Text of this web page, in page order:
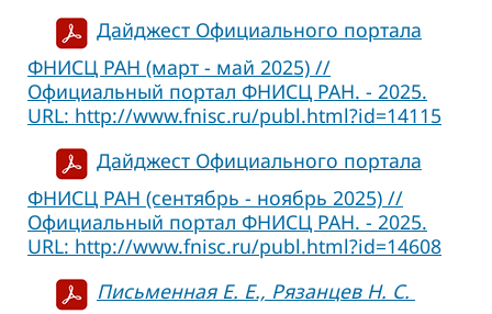
Дайджест Официального портала
ФНИСЦ РАН (март - май 2025) //
Официальный портал ФНИСЦ РАН. - 2025.
URL: http://www.fnisc.ru/publ.html?id=14115
Дайджест Официального портала
ФНИСЦ РАН (сентябрь - ноябрь 2025) //
Официальный портал ФНИСЦ РАН. - 2025.
URL: http://www.fnisc.ru/publ.html?id=14608
Письменная Е. Е., Рязанцев Н. С.